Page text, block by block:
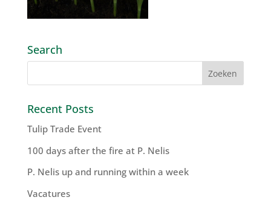
Search
Recent Posts
Tulip Trade Event
100 days after the fire at P. Nelis
P. Nelis up and running within a week
Vacatures